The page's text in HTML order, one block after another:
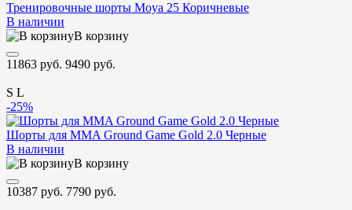
Тренировочные шорты Moya 25 Коричневые
В наличии
В корзину
11863 руб. 9490 руб.
S L
-25%
Шорты для MMA Ground Game Gold 2.0 Черные
В наличии
В корзину
10387 руб. 7790 руб.